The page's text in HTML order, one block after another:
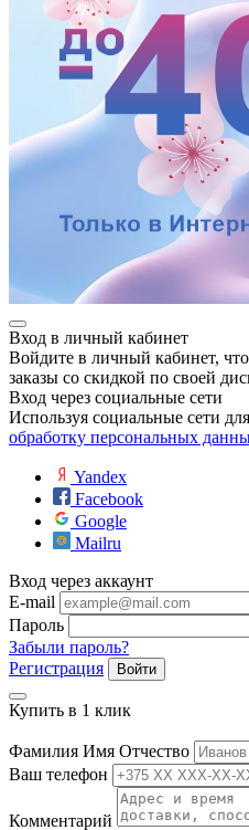
Вход в личный кабинет
Войдите в личный кабинет,
заказы со скидкой по своей
Вход через социальные сети
Используя социальные сети
обработку персональных
Yandex
Facebook
Google
Mailru
Вход через аккаунт
E-mail
Пароль
Забыли пароль?
Регистрация
Войти
Купить в 1 клик
Фамилия Имя Отчество
Ваш телефон
Комментарий